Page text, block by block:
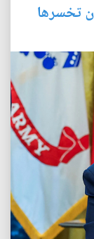
تخسرها